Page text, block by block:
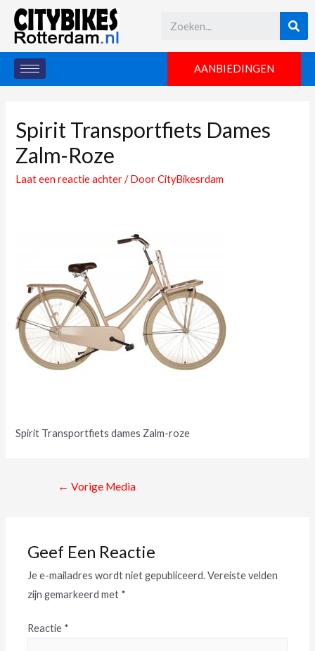
AANBIEDINGEN
Spirit Transportfiets Dames
Zalm-Roze
Laat een reactie achter / DoorCityBikesrdam
Spirit Transportfiets dames Zalm-roze
← Vorige Media
Geef Een Reactie
Je e-mailadres wordt niet gepubliceerd.Vereiste velden
zijn gemarkeerd met *
Reactie *